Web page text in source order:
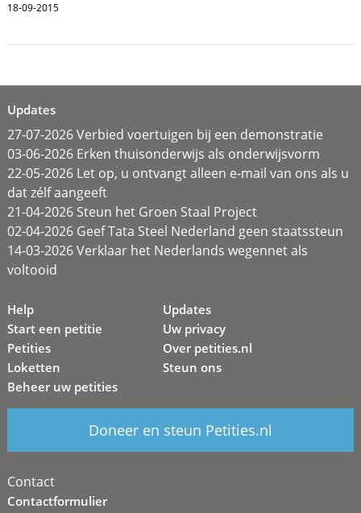
18-09-2015
Updates
27-07-2026 Verbied voertuigen bij een demonstratie
03-06-2026 Erken thuisonderwijs als onderwijsvorm
22-05-2026 Let op, u ontvangt alleen e-mail van ons als u
dat zélf aangeeft
21-04-2026 Steun het Groen Staal Project
02-04-2026 Geef Tata Steel Nederland geen staatssteun
14-03-2026 Verklaar het Nederlands wegennet als
voltooid
Help
Start een petitie
Petities
Loketten
Beheer uw petities
Updates
Uw privacy
Over petities.nl
Steun ons
Doneer en steun Petities.nl
Contact
Contactformulier